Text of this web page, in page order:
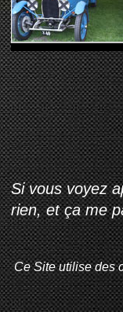
Si vous voyez
rien, et ça me
Ce Site utilise des